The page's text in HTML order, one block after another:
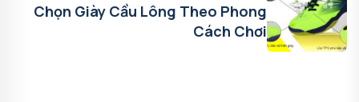
Chọn Giày Cầu Lông Theo Phong
Cách Chơi